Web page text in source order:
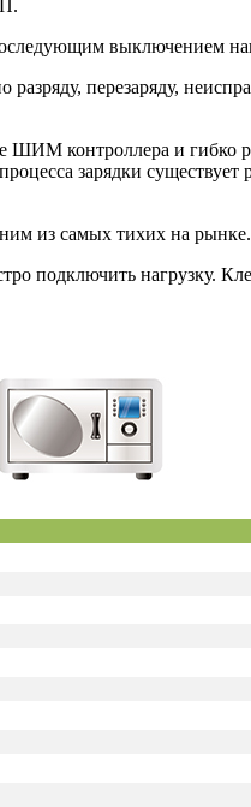
выключением
перезаряду,
ШИМ контроллера и гибко
зарядки
из самых тихих на рынке.
подключить нагрузку.